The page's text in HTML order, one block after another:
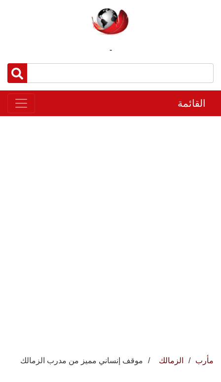
-
القائمة
مأرب الزمالك موقف إنساني مميز من مدرب الزمالك